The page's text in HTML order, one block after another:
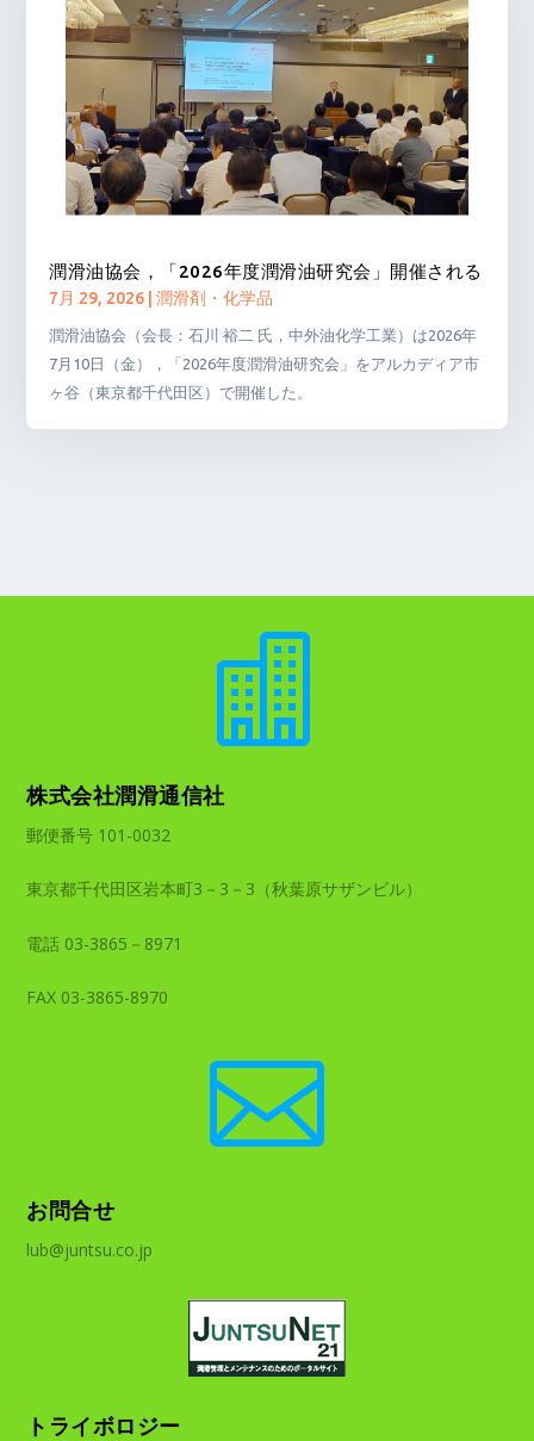
潤滑油協会，「2026年度潤滑油研究会」開催される
7月 29, 2026 |潤滑剤・化学品
潤滑油協会（会長：石川 裕二 氏，中外油化学工業）は2026年
7月10日（金），「2026年度潤滑油研究会」をアルカディア市
ヶ谷（東京都千代田区）で開催した。

株式会社潤滑通信社
郵便番号 101-0032
東京都千代田区岩本町3－3－3（秋葉原サザンビル）
電話 03-3865－8971
FAX 03-3865-8970

お問合せ
lub@juntsu.co.jp
トライボロジー